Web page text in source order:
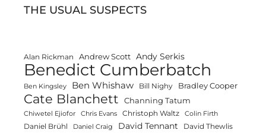
THE USUAL SUSPECTS
Alan Rickman Andrew Scott Andy Serkis
Benedict Cumberbatch
Ben Kingsley Ben Whishaw Bill Nighy Bradley Cooper
Cate Blanchett Channing Tatum
Chiwetel Ejiofor Chris Evans Christoph Waltz Colin Firth
Daniel Brühl Daniel Craig David Tennant David Thewlis